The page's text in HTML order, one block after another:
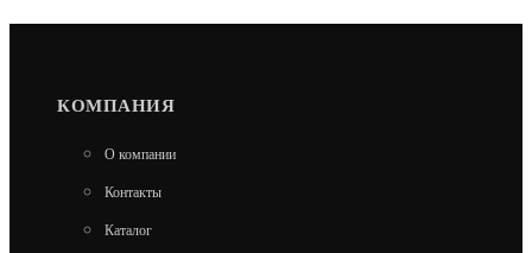
ДРОВНИЦА ВЕЗУВИЙ КОВАНАЯ D130B
6 100
КОМПАНИЯ
О компании
Контакты
Каталог